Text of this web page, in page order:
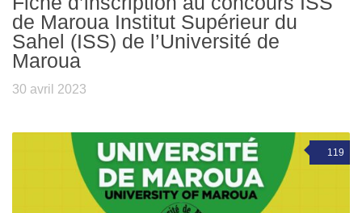
de Maroua Institut Supérieur du
Sahel (ISS) de l’Université de
Maroua
30 avril 2023
119